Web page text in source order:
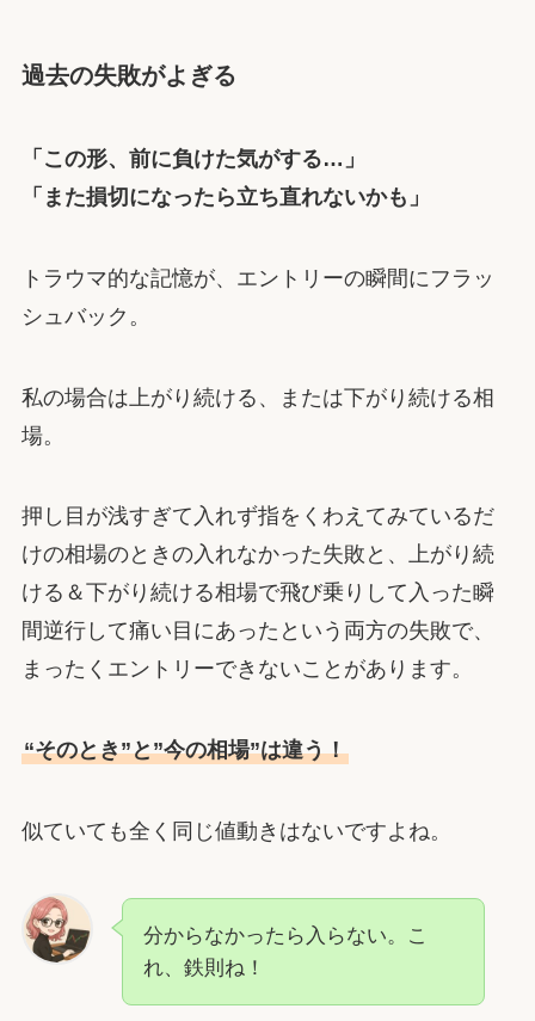
過去の失敗がよぎる
「この形、前に負けた気がする…」
「また損切になったら立ち直れないかも」
トラウマ的な記憶が、エントリーの瞬間にフラッ
シュバック。
私の場合は上がり続ける、または下がり続ける相
場。
押し目が浅すぎて入れず指をくわえてみているだ
けの相場のときの入れなかった失敗と、上がり続
ける＆下がり続ける相場で飛び乗りして入った瞬
間逆行して痛い目にあったという両方の失敗で、
まったくエントリーできないことがあります。
“そのとき”と”今の相場”は違う！
似ていても全く同じ値動きはないですよね。
分からなかったら入らない。こ
れ、鉄則ね！